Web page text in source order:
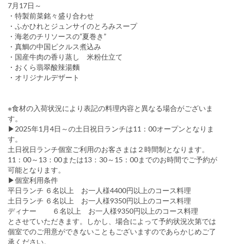
7月17日～
・特製前菜銘々盛り合わせ
・ふかひれとジュンサイのとろみスープ
・海老のチリソースの”夏巻き”
・真鯛の中国ピクルス煮込み
・国産牛肉の香り蒸し 米粉仕立て
・おくら翡翠酸辣湯麵
・オリジナルデザート
※食材の入荷状況により表記の料理内容と異なる場合がございま
す。
▶2025年1月4日～の土日祝日ランチは11：00オープンとなりま
す。
土日祝日ランチ個室ご利用のお客さまは２時間制となります。
11：00～13：00または13：30～15：00までのお時間でご予約が
可能となります。
▶個室利用条件
平日ランチ ６名以上 お一人様4400円以上のコース料理
土日ランチ ６名以上 お一人様9350円以上のコース料理
ディナー ６名以上 お一人様9350円以上のコース料理
とさせていただきます。しかし、場合によって予約状況次第では
個室でのご用意ができないこともございますのであらかじめご了
承ください。